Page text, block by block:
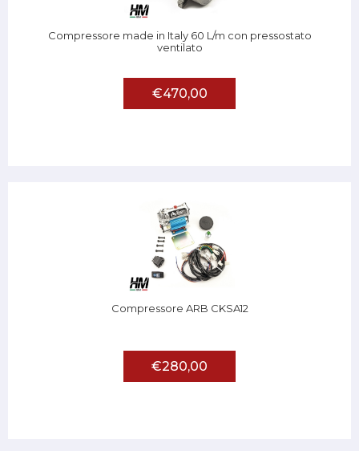
Compressore made in Italy 60 L/m con pressostato
ventilato
€470,00
Compressore ARB CKSA12
€280,00